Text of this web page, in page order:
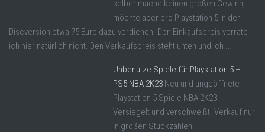
selber mache keinen großen Gewinn,
möchte aber pro Playstation 5 in der
Discversion etwa 75 Euro dazu verdienen. Den Einkaufspreis verrate
ich hier natürlich nicht. Den Verkaufspreis steht unten und ich ...
Unbenutze Spiele für Playstation 5 –
PS5 NBA 2K23 Neu und ungeöffnete
Playstation 5 Spiele NBA 2K23 -
Versiegelt und verschweißt. Verkauf nur
in großen Stückzahlen.